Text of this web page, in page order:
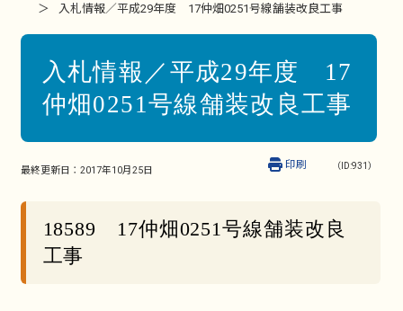
入札情報／平成29年度 17仲畑0251号線舗装改良工事
入札情報／平成29年度 17
仲畑0251号線舗装改良工事
最終更新日： 2017年10月25日 （ID:931）
印刷
18589 17仲畑0251号線舗装改良
工事